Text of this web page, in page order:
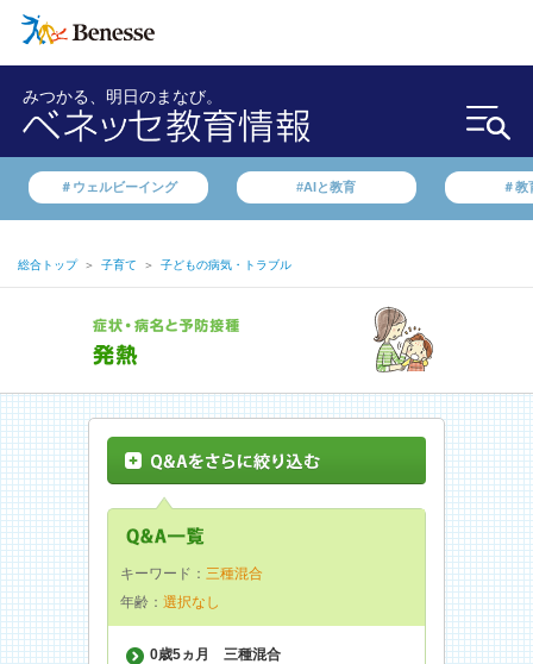
みつかる、明日のまなび。
＃ウェルビーイング #AIと教育 ＃教
総合トップ ＞ 子育て ＞ 子どもの病気・トラブル
キーワード： 三種混合
年齢： 選択なし
0歳5ヵ月
三種混合